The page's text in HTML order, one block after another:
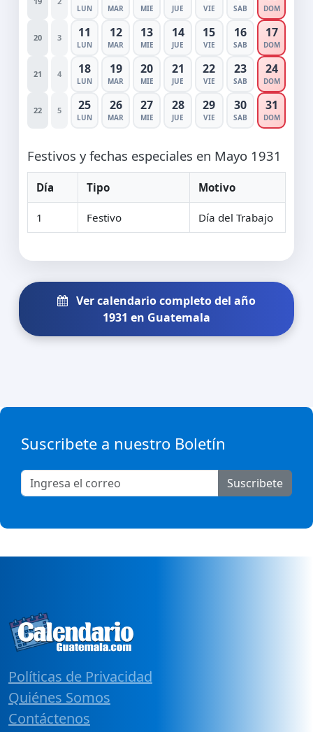
LUN MAR MIE JUE VIE SAB DOM
20 3 11
LUN
12
MAR
13
MIE
14
JUE
15
VIE
16
SAB
17
DOM
21 4 18
LUN
19
MAR
20
MIE
21
JUE
22
VIE
23
SAB
24
DOM
22 5 25
LUN
26
MAR
27
MIE
28
JUE
29
VIE
30
SAB
31
DOM
Festivos y fechas especiales en Mayo 1931
Día Tipo Motivo
1 Festivo Día del Trabajo
Ver calendario completo del año
1931 en Guatemala
Suscribete a nuestro Boletín
Suscribete
Políticas de Privacidad
Quiénes Somos
Contáctenos